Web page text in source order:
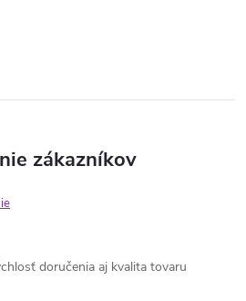
zákazníkov
doručenia aj kvalita tovaru